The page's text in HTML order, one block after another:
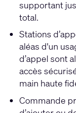
supportant
total.
Stations
aléas d'un
d’appel sont
accès
main haute
Commande